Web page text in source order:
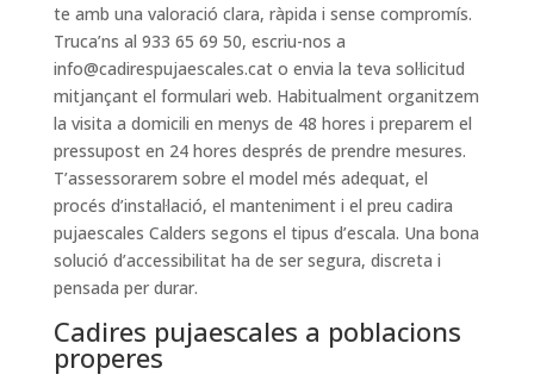
te amb una valoració clara, ràpida i sense compromís.
Truca’ns al 933 65 69 50, escriu-nos a
info@cadirespujaescales.cato envia la teva sol·licitud
mitjançant el formulari web. Habitualment organitzem
la visita a domicili en menys de 48 hores i preparem el
pressupost en 24 hores després de prendre mesures.
T’assessorarem sobre el model més adequat, el
procés d’instal·lació, el manteniment i el preu cadira
pujaescales Calders segons el tipus d’escala. Una bona
solució d’accessibilitat ha de ser segura, discreta i
pensada per durar.
Cadires pujaescales a poblacions
properes